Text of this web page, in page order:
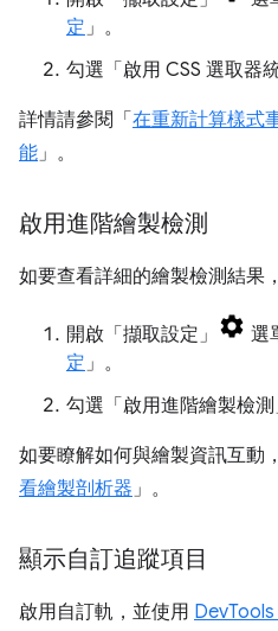
定 」。
勾選「啟用 CSS 選取器
詳情請參閱「在重新計算樣式
能 」。
啟用進階繪製檢測
如要查看詳細的繪製檢測結果
開啟「擷取設定」 選
定 」。
勾選「啟用進階繪製檢測
如要瞭解如何與繪製資訊互動
看繪製剖析器 」。
顯示自訂追蹤項目
啟用自訂軌，並使用